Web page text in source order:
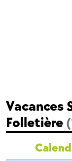
Vacances
Folletière